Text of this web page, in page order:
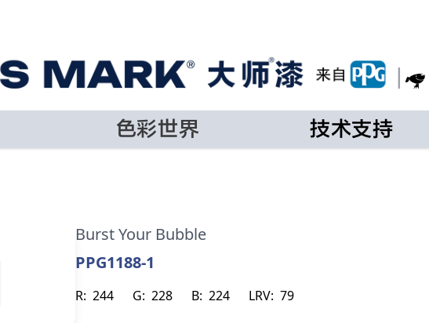
色彩世界 技术支持
Burst Your Bubble
PPG1188-1
R: 244 G: 228 B: 224 LRV: 79